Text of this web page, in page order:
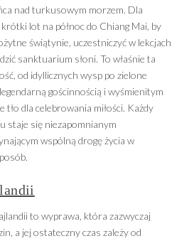
nad turkusowym morzem. Dla
lot na północ do Chiang Mai, by
świątynie, uczestniczyć w lekcjach
sanktuarium słoni. To właśnie ta
od idyllicznych wysp po zielone
gościnnością i wyśmienitym
tło dla celebrowania miłości. Każdy
staje się niezapomnianym
wspólną drogę życia w
to wyprawa, która zazwyczaj
a jej ostateczny czas zależy od